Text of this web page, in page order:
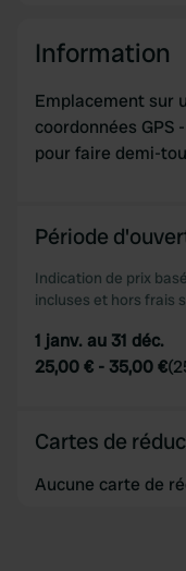
Information
Emplacement sur
coordonnées GPS
pour faire demi-
Période
Indication de prix
incluses et hors frais
1 janv. au 31 déc.
25,00 € - 35,00 €(
Cartes de
Aucune carte de